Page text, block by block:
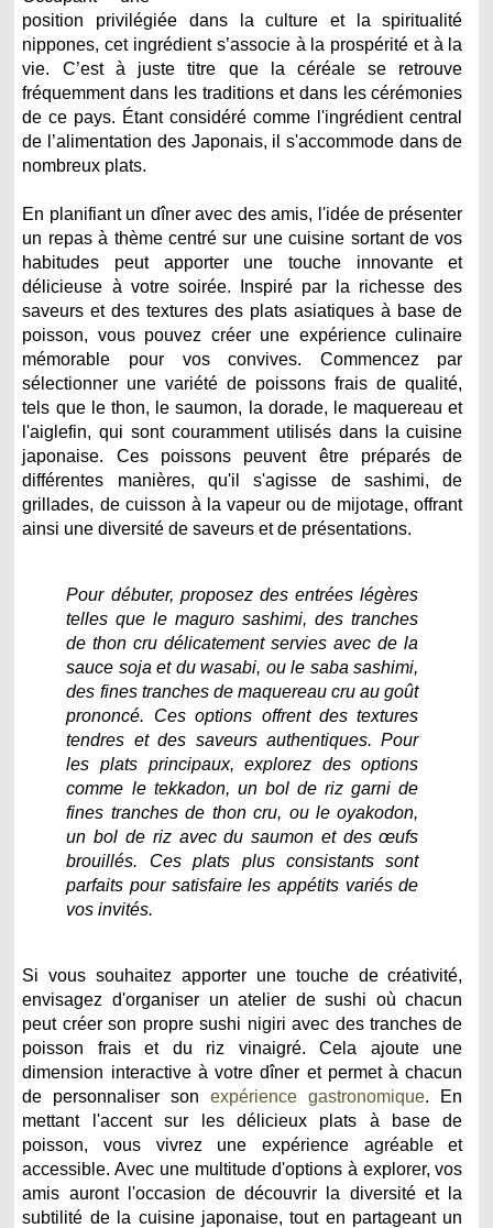
position privilégiée dans la culture et la spiritualité
nippones, cet ingrédient s’associe à la prospérité et à la
vie. C’est à juste titre que la céréale se retrouve
fréquemment dans les traditions et dans les cérémonies
de ce pays. Étant considéré comme l'ingrédient central
de l’alimentation des Japonais, il s'accommode dans de
nombreux plats.
En planifiant un dîner avec des amis, l'idée de présenter
un repas à thème centré sur une cuisine sortant de vos
habitudes peut apporter une touche innovante et
délicieuse à votre soirée. Inspiré par la richesse des
saveurs et des textures des plats asiatiques à base de
poisson, vous pouvez créer une expérience culinaire
mémorable pour vos convives. Commencez par
sélectionner une variété de poissons frais de qualité,
tels que le thon, le saumon, la dorade, le maquereau et
l'aiglefin, qui sont couramment utilisés dans la cuisine
japonaise. Ces poissons peuvent être préparés de
différentes manières, qu'il s'agisse de sashimi, de
grillades, de cuisson à la vapeur ou de mijotage, offrant
ainsi une diversité de saveurs et de présentations.
Pour débuter, proposez des entrées légères
telles que le maguro sashimi, des tranches
de thon cru délicatement servies avec de la
sauce soja et du wasabi, ou le saba sashimi,
des fines tranches de maquereau cru au goût
prononcé. Ces options offrent des textures
tendres et des saveurs authentiques. Pour
les plats principaux, explorez des options
comme le tekkadon, un bol de riz garni de
fines tranches de thon cru, ou le oyakodon,
un bol de riz avec du saumon et des œufs
brouillés. Ces plats plus consistants sont
parfaits pour satisfaire les appétits variés de
vos invités.
Si vous souhaitez apporter une touche de créativité,
envisagez d'organiser un atelier de sushi où chacun
peut créer son propre sushi nigiri avec des tranches de
poisson frais et du riz vinaigré. Cela ajoute une
dimension interactive à votre dîner et permet à chacun
de personnaliser sonexpérience gastronomique. En
mettant l'accent sur les délicieux plats à base de
poisson, vous vivrez une expérience agréable et
accessible. Avec une multitude d'options à explorer, vos
amis auront l'occasion de découvrir la diversité et la
subtilité de la cuisine japonaise, tout en partageant un